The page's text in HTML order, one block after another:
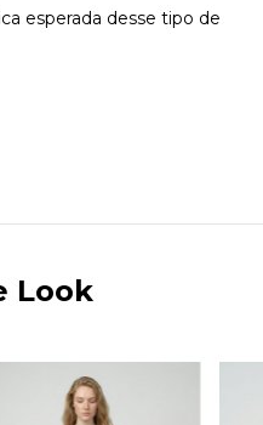
esperada desse tipo de
Look